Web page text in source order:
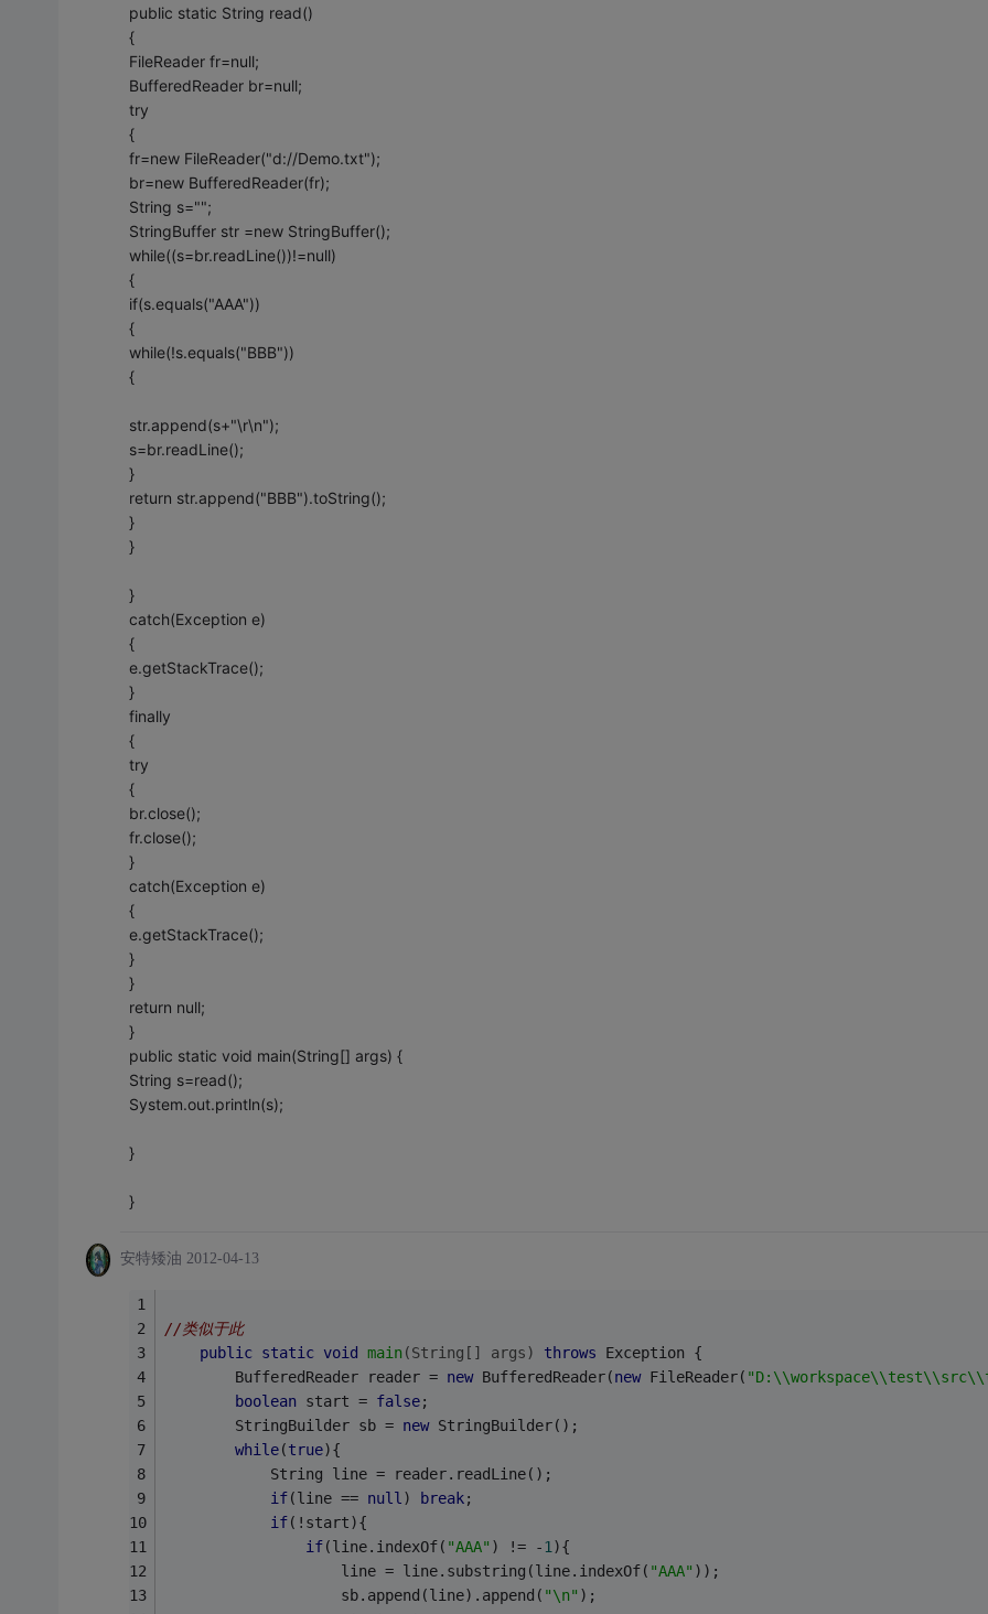
public static String read()
{
FileReader fr=null;
BufferedReader br=null;
try
{
fr=new FileReader("d://Demo.txt");
br=new BufferedReader(fr);
String s="";
StringBuffer str =new StringBuffer();
while((s=br.readLine())!=null)
{
if(s.equals("AAA"))
{
while(!s.equals("BBB"))
{
str.append(s+"\r\n");
s=br.readLine();
}
return str.append("BBB").toString();
}
}
}
catch(Exception e)
{
e.getStackTrace();
}
finally
{
try
{
br.close();
fr.close();
}
catch(Exception e)
{
e.getStackTrace();
}
}
return null;
}
public static void main(String[] args) {
String s=read();
System.out.println(s);
}
}
安特矮油 2012-04-13
//类似于此
public static void main(String[] args) throws Exception {
		BufferedReader reader =
new BufferedReader(new FileReader(
boolean start = false;
		StringBuilder sb =
new StringBuilder();
while(true){
			String line = reader.readLine();
if(line == null ) break;
if(!start){
if(line.indexOf( "AAA" ) != -1 ){
					line = line.substring(line.indexOf(
"AAA" ));
					sb.append(line).append(
"\n" );